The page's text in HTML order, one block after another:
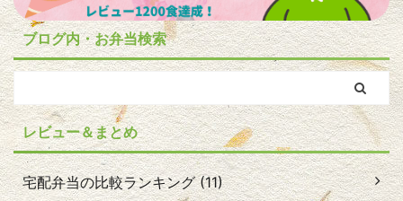
ブログ内・お弁当検索
レビュー＆まとめ
宅配弁当の比較ランキング (11)